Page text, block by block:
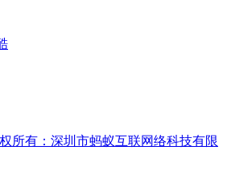
所有：深圳市蚂蚁互联网络科技有限